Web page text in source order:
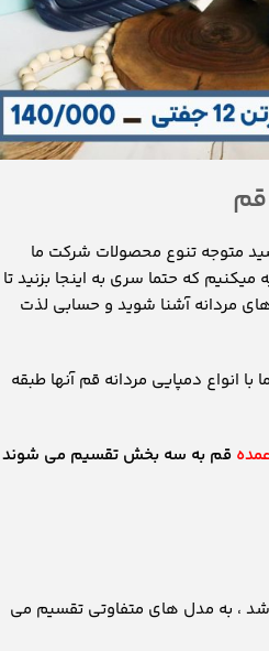
قم
متوجه تنوع محصولات شرکت ما
که حتما سری به اینجا بزنید تا
مردانه آشنا شوید و حسابی لذت
با انواع دمپایی مردانه قم آنها طبقه
قم به سه بخش تقسیم می شوند
، به مدل های متفاوتی تقسیم می